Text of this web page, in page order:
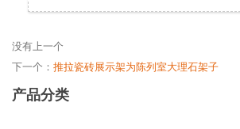
没有上一个
下一个： 推拉瓷砖展示架为陈列室大理石架子
产品分类